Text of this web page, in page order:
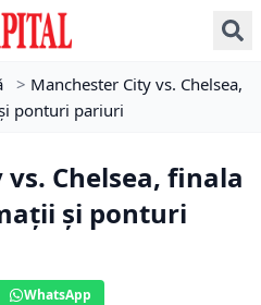
> Manchester City vs. Chelsea,
ponturi pariuri
Chelsea, finala
și ponturi
WhatsApp